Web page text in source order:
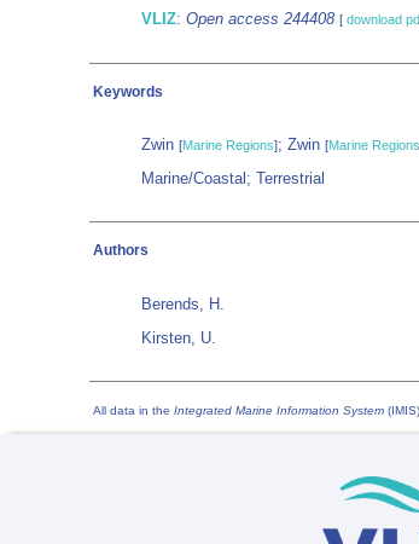
VLIZ: Open access 244408 [ download
Keywords
Zwin [Marine Regions]; Zwin [Marine Regions
Marine/Coastal; Terrestrial
Authors
Berends, H.
Kirsten, U.
All data in the Integrated Marine Information System